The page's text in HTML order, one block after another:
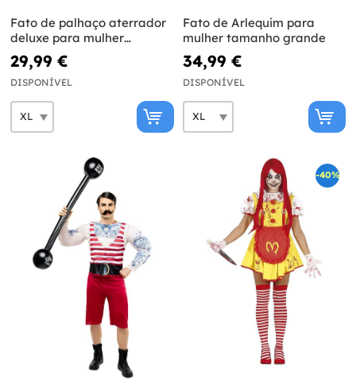
Fato de palhaço aterrador
deluxe para mulher
tamanho grande
29,99 €
DISPONÍVEL
Fato de Arlequim para
mulher tamanho grande
34,99 €
DISPONÍVEL
-40%